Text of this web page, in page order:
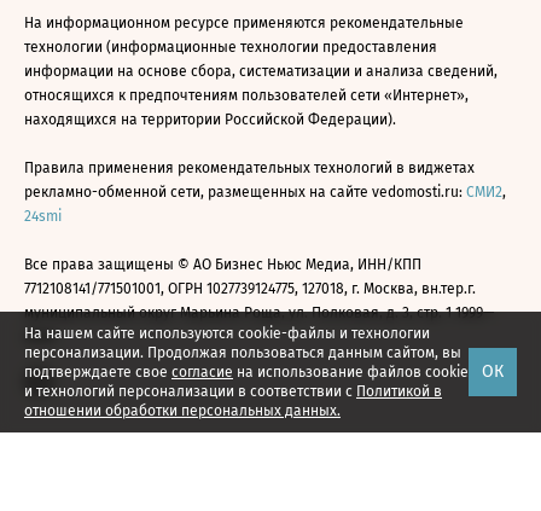
На нашем сайте используются cookie-файлы и технологии
персонализации. Продолжая пользоваться данным сайтом, вы
подтверждаете свое согласие на использование файлов cookie
и технологий персонализации в соответствии с Политикой в
отношении обработки персональных данных.
ОК
На информационном ресурсе применяются рекомендательные
технологии (информационные технологии предоставления
информации на основе сбора, систематизации и анализа сведений,
относящихся к предпочтениям пользователей сети «Интернет»,
находящихся на территории Российской Федерации).
Правила применения рекомендательных технологий в виджетах
рекламно-обменной сети, размещенных на сайте vedomosti.ru: СМИ2,
24smi
Все права защищены © АО Бизнес Ньюс Медиа, ИНН/КПП
7712108141/771501001, ОГРН 1027739124775, 127018, г. Москва, вн.тер.г.
муниципальный округ Марьина Роща, ул. Полковая, д. 3, стр. 1 1999—
2026